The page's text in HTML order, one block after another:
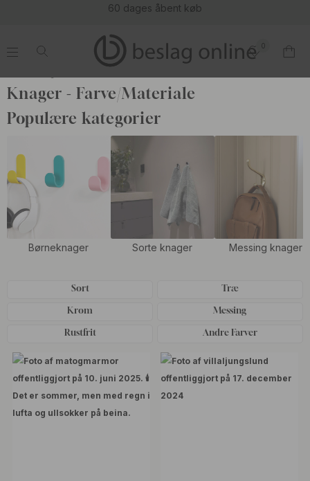
60 dages åbent køb
.
0
.
Knager - Farve/Materiale
Populære kategorier
Børneknager Sorte knager Messing knager
Sort Træ
Krom Messing
Rustfrit Andre Farver